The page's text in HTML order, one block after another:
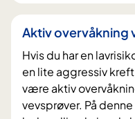
Aktiv
Hvis du har en
en lite aggressiv
være aktiv
vevsprøver. På